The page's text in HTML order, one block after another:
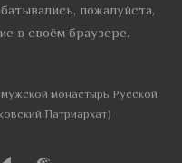
пожалуйста,
в своём браузере.
монастырь Русской
Патриархат)